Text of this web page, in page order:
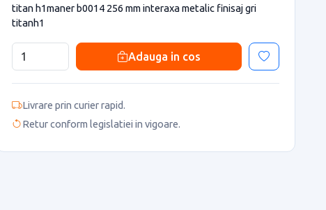
titan h1maner b0014 256 mm interaxa metalic finisaj gri
titanh1
Adauga in cos
Livrare prin curier rapid.
Retur conform legislatiei in vigoare.